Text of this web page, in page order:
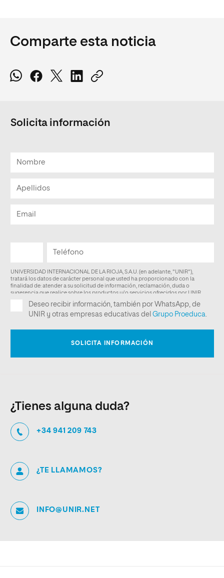
Comparte esta noticia
Solicita información
¿Tienes alguna duda?
+34 941 209 743
¿TE LLAMAMOS?
INFO@UNIR.NET